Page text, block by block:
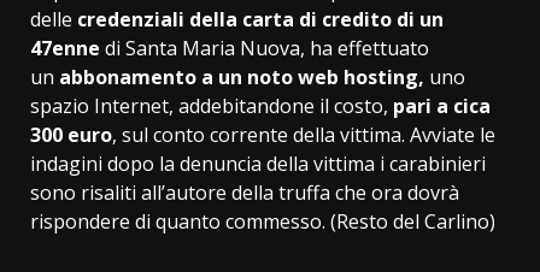
delle credenziali della carta di credito di un
47enne di Santa Maria Nuova, ha effettuato
un abbonamento a un noto web hosting, uno
spazio Internet, addebitandone il costo, pari a cica
300 euro, sul conto corrente della vittima. Avviate le
indagini dopo la denuncia della vittima i carabinieri
sono risaliti all’autore della truffa che ora dovrà
rispondere di quanto commesso. (Resto del Carlino)